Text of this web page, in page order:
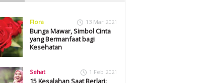
Flora 13 Mar 2021
Bunga Mawar, Simbol Cinta
yang Bermanfaat bagi
Kesehatan
Sehat 1 Feb 2021